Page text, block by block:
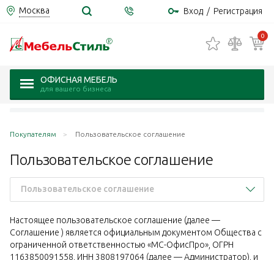
Москва Вход / Регистрация
0
ОФИСНАЯ МЕБЕЛЬ
для вашего бизнеса
Покупателям Пользовательское соглашение
Пользовательское соглашение
Пользовательское соглашение
Настоящее пользовательское соглашение (далее —
Соглашение ) является официальным документом Общества с
ограниченной ответственностью «МС-ОфисПро», ОГРН
1163850091558, ИНН 3808197064 (далее — Администратор), и